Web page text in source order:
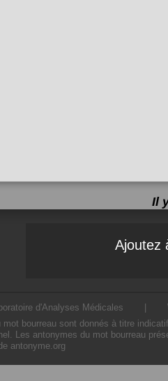
Il
Ajoutez
d'Analyses Médicales
bourreau sont donnés à titre
Les antonymes du mot bourreau
antonyme.org